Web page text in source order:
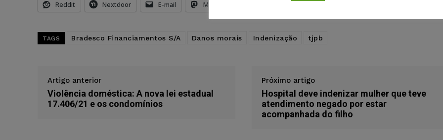
Reddit Nextdoor E-mail Mastodon
TAGS Bradesco Financiamentos S/A Danos morais Indenização tjpb
Artigo anterior
Violência doméstica: A nova lei estadual
17.406/21 e os condomínios
Próximo artigo
Hospital deve indenizar mulher que teve
atendimento negado por estar
acompanhada do filho